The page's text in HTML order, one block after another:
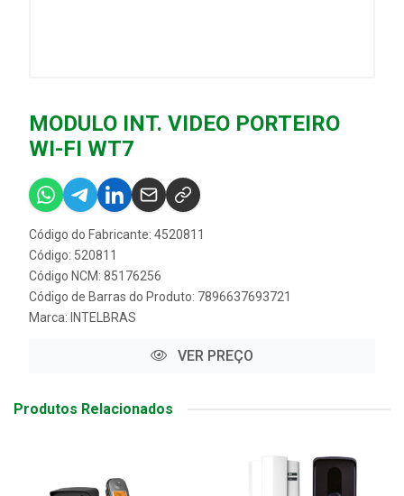
MODULO INT. VIDEO PORTEIRO
WI-FI WT7
Código do Fabricante: 4520811
Código: 520811
Código NCM: 85176256
Código de Barras do Produto: 7896637693721
Marca: INTELBRAS
VER PREÇO
Produtos Relacionados